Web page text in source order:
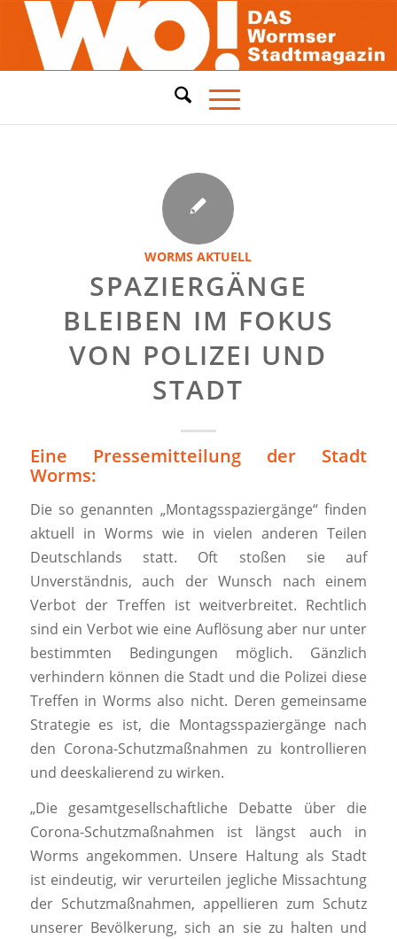
WORMS AKTUELL
SPAZIERGÄNGE
BLEIBEN IM FOKUS
VON POLIZEI UND
STADT
Eine Pressemitteilung der Stadt
Worms:
Die so genannten „Montagsspaziergänge“ finden
aktuell in Worms wie in vielen anderen Teilen
Deutschlands statt. Oft stoßen sie auf
Unverständnis, auch der Wunsch nach einem
Verbot der Treffen ist weitverbreitet. Rechtlich
sind ein Verbot wie eine Auflösung aber nur unter
bestimmten Bedingungen möglich. Gänzlich
verhindern können die Stadt und die Polizei diese
Treffen in Worms also nicht. Deren gemeinsame
Strategie es ist, die Montagsspaziergänge nach
den Corona-Schutzmaßnahmen zu kontrollieren
und deeskalierend zu wirken.
„Die gesamtgesellschaftliche Debatte über die
Corona-Schutzmaßnahmen ist längst auch in
Worms angekommen. Unsere Haltung als Stadt
ist eindeutig, wir verurteilen jegliche Missachtung
der Schutzmaßnahmen, appellieren zum Schutz
unserer Bevölkerung, sich an sie zu halten und